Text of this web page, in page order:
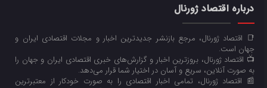
درباره اقتصاد ژورنال
📑 اقتصاد ژورنال، مرجع بازنشر جدیدترین اخبار و مجلات اقتصادی ایران و
جهان است.
📺 اقتصاد ژورنال، بروزترین اخبار و گزارش‌های خبری اقتصادی ایران و جهان را
به صورت آنلاین، سریع و آسان در اختیار شما قرار می‌‌دهد.
📰 اقتصاد ژورنال، تمامی اخبار اقتصادی را به صورت خودکار از معتبرترین